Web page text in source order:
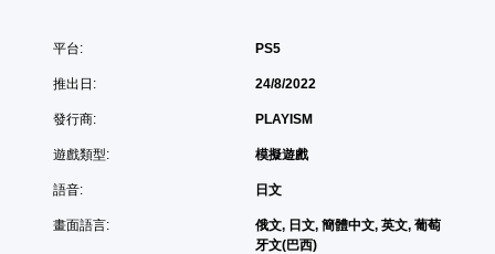
平台: PS5
推出日: 24/8/2022
發行商: PLAYISM
遊戲類型: 模擬遊戲
語音: 日文
畫面語言:
俄文, 日文, 簡體中文, 英文, 葡萄
牙文(巴西)